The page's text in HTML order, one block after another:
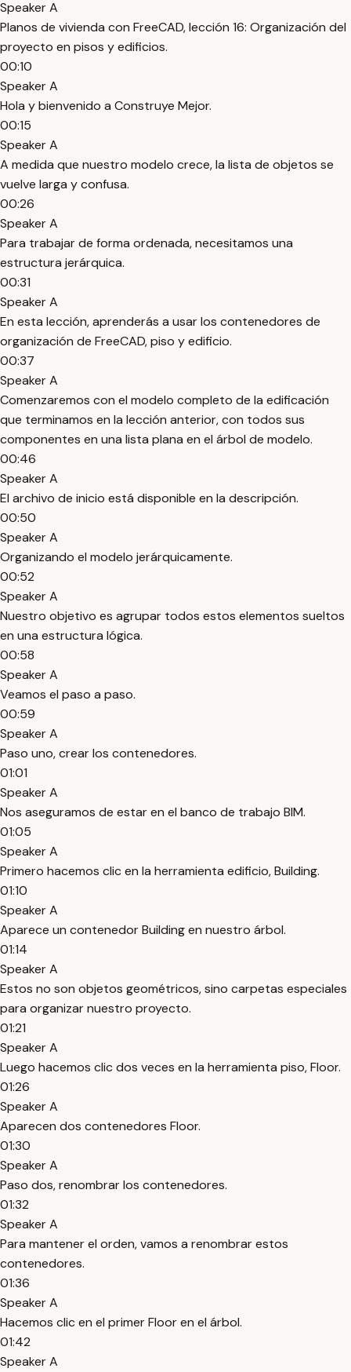
Speaker A
Planos de vivienda con FreeCAD, lección 16: Organización del
proyecto en pisos y edificios.
00:10
Speaker A
Hola y bienvenido a Construye Mejor.
00:15
Speaker A
A medida que nuestro modelo crece, la lista de objetos se
vuelve larga y confusa.
00:26
Speaker A
Para trabajar de forma ordenada, necesitamos una
estructura jerárquica.
00:31
Speaker A
En esta lección, aprenderás a usar los contenedores de
organización de FreeCAD, piso y edificio.
00:37
Speaker A
Comenzaremos con el modelo completo de la edificación
que terminamos en la lección anterior, con todos sus
componentes en una lista plana en el árbol de modelo.
00:46
Speaker A
El archivo de inicio está disponible en la descripción.
00:50
Speaker A
Organizando el modelo jerárquicamente.
00:52
Speaker A
Nuestro objetivo es agrupar todos estos elementos sueltos
en una estructura lógica.
00:58
Speaker A
Veamos el paso a paso.
00:59
Speaker A
Paso uno, crear los contenedores.
01:01
Speaker A
Nos aseguramos de estar en el banco de trabajo BIM.
01:05
Speaker A
Primero hacemos clic en la herramienta edificio, Building.
01:10
Speaker A
Aparece un contenedor Building en nuestro árbol.
01:14
Speaker A
Estos no son objetos geométricos, sino carpetas especiales
para organizar nuestro proyecto.
01:21
Speaker A
Luego hacemos clic dos veces en la herramienta piso, Floor.
01:26
Speaker A
Aparecen dos contenedores Floor.
01:30
Speaker A
Paso dos, renombrar los contenedores.
01:32
Speaker A
Para mantener el orden, vamos a renombrar estos
contenedores.
01:36
Speaker A
Hacemos clic en el primer Floor en el árbol.
01:42
Speaker A